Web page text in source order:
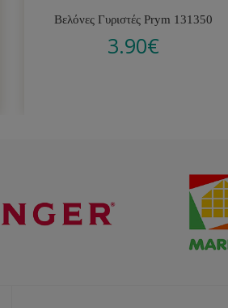
Βελόνες Γυριστές Prym 131350
3.90€